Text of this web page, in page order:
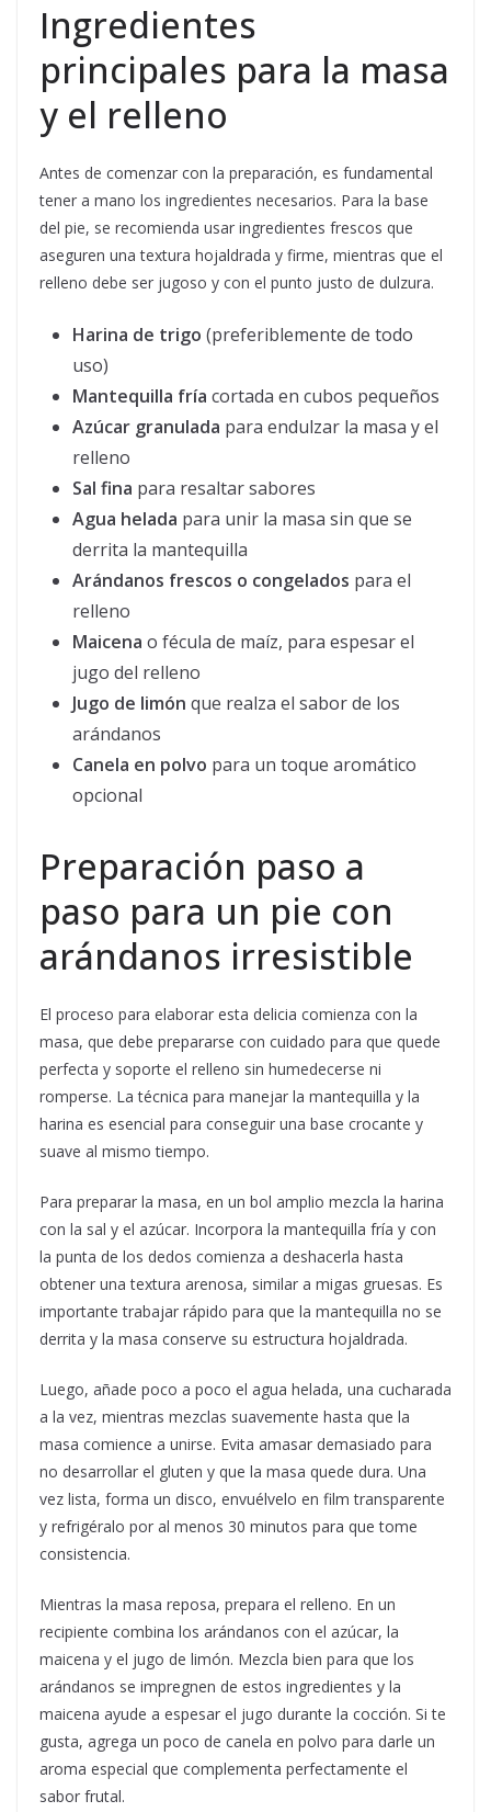
Ingredientes
principales para la masa
y el relleno
Antes de comenzar con la preparación, es fundamental
tener a mano los ingredientes necesarios. Para la base
del pie, se recomienda usar ingredientes frescos que
aseguren una textura hojaldrada y firme, mientras que el
relleno debe ser jugoso y con el punto justo de dulzura.
Harina de trigo (preferiblemente de todo
uso)
Mantequilla fría cortada en cubos pequeños
Azúcar granulada para endulzar la masa y el
relleno
Sal fina para resaltar sabores
Agua helada para unir la masa sin que se
derrita la mantequilla
Arándanos frescos o congelados para el
relleno
Maicena o fécula de maíz, para espesar el
jugo del relleno
Jugo de limón que realza el sabor de los
arándanos
Canela en polvo para un toque aromático
opcional
Preparación paso a
paso para un pie con
arándanos irresistible
El proceso para elaborar esta delicia comienza con la
masa, que debe prepararse con cuidado para que quede
perfecta y soporte el relleno sin humedecerse ni
romperse. La técnica para manejar la mantequilla y la
harina es esencial para conseguir una base crocante y
suave al mismo tiempo.
Para preparar la masa, en un bol amplio mezcla la harina
con la sal y el azúcar. Incorpora la mantequilla fría y con
la punta de los dedos comienza a deshacerla hasta
obtener una textura arenosa, similar a migas gruesas. Es
importante trabajar rápido para que la mantequilla no se
derrita y la masa conserve su estructura hojaldrada.
Luego, añade poco a poco el agua helada, una cucharada
a la vez, mientras mezclas suavemente hasta que la
masa comience a unirse. Evita amasar demasiado para
no desarrollar el gluten y que la masa quede dura. Una
vez lista, forma un disco, envuélvelo en film transparente
y refrigéralo por al menos 30 minutos para que tome
consistencia.
Mientras la masa reposa, prepara el relleno. En un
recipiente combina los arándanos con el azúcar, la
maicena y el jugo de limón. Mezcla bien para que los
arándanos se impregnen de estos ingredientes y la
maicena ayude a espesar el jugo durante la cocción. Si te
gusta, agrega un poco de canela en polvo para darle un
aroma especial que complementa perfectamente el
sabor frutal.